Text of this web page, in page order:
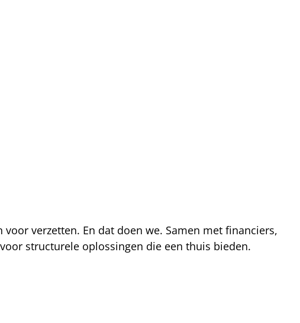
verzetten. En dat doen we. Samen met financiers,
structurele oplossingen die een thuis bieden.